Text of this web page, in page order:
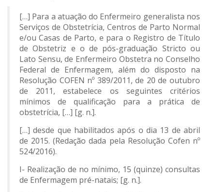
[…] Para a atuação do Enfermeiro generalista nos
Serviços de Obstetrícia, Centros de Parto Normal
e/ou Casas de Parto, e para o Registro de Título
de Obstetriz e o de pós-graduação Stricto ou
Lato Sensu, de Enfermeiro Obstetra no Conselho
Federal de Enfermagem, além do disposto na
Resolução COFEN nº 389/2011, de 20 de outubro
de 2011, estabelece os seguintes critérios
mínimos de qualificação para a prática de
obstetrícia, […] [g. n.].
[…] desde que habilitados após o dia 13 de abril
de 2015. (Redação dada pela Resolução Cofen nº
524/2016).
I- Realização de no mínimo, 15 (quinze) consultas
de Enfermagem pré-natais; [g. n.].